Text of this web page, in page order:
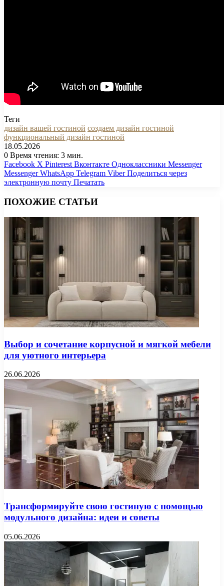
Теги
дизайн вашей гостиной создаем дизайн гостиной
функциональный дизайн гостиной
18.05.2026
0 Время чтения: 3 мин.
Facebook X Pinterest Вконтакте Одноклассники Messenger
Messenger WhatsApp Telegram Viber Поделиться через
электронную почту Печатать
ПОХОЖИЕ СТАТЬИ
Выбор и сочетание корпусной и мягкой мебели
для уютного интерьера
26.06.2026
Трансформируйте свою гостиную с помощью
модульного дизайна: идеи и советы
05.06.2026